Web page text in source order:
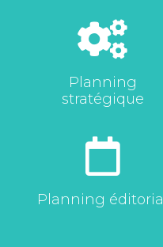
Planning
stratégique
Planning éditorial